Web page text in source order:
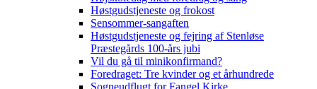
Høstgudstjeneste og frokost
Sensommer-sangaften
Høstgudstjeneste og fejring af Stenløse
Præstegårds 100-års jubi
Vil du gå til minikonfirmand?
Foredraget: Tre kvinder og et århundrede